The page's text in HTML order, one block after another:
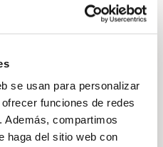
se usan para personalizar
funciones de redes
Además, compartimos
haga del sitio web con